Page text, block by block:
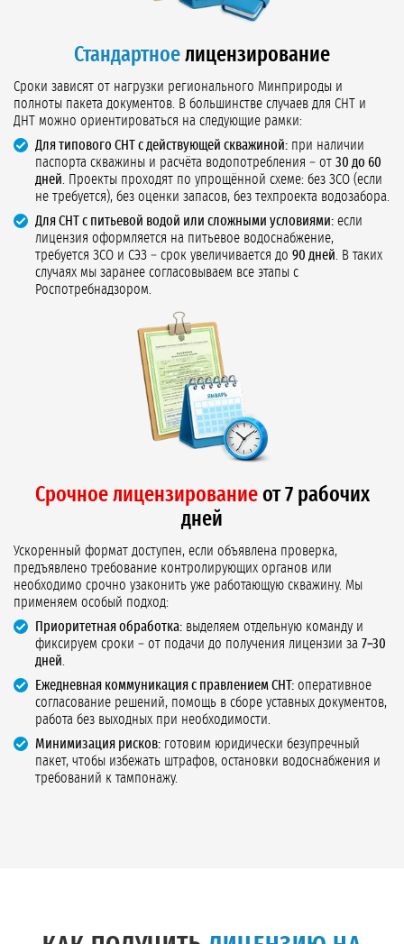
Стандартное лицензирование
Сроки зависят от нагрузки регионального Минприроды и
полноты пакета документов. В большинстве случаев для СНТ и
ДНТ можно ориентироваться на следующие рамки:
Для типового СНТ с действующей скважиной: при наличии
паспорта скважины и расчёта водопотребления – от 30 до 60
дней . Проекты проходят по упрощённой схеме: без ЗСО (если
не требуется), без оценки запасов, без техпроекта водозабора.
Для СНТ с питьевой водой или сложными условиями: если
лицензия оформляется на питьевое водоснабжение,
требуется ЗСО и СЭЗ – срок увеличивается до 90 дней . В таких
случаях мы заранее согласовываем все этапы с
Роспотребнадзором.
Срочное лицензированиеот 7 рабочих
дней
Ускоренный формат доступен, если объявлена проверка,
предъявлено требование контролирующих органов или
необходимо срочно узаконить уже работающую скважину. Мы
применяем особый подход:
Приоритетная обработка: выделяем отдельную команду и
фиксируем сроки – от подачи до получения лицензии за 7–30
дней
Ежедневная коммуникация с правлением СНТ: оперативное
согласование решений, помощь в сборе уставных документов,
работа без выходных при необходимости.
Минимизация рисков: готовим юридически безупречный
пакет, чтобы избежать штрафов, остановки водоснабжения и
требований к тампонажу.